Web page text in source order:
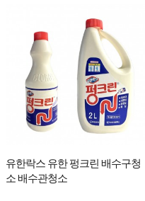
유한락스 유한 펑크린 배수구청
소 배수관청소